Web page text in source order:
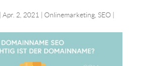
Apr. 2, 2021 Onlinemarketing, SEO|